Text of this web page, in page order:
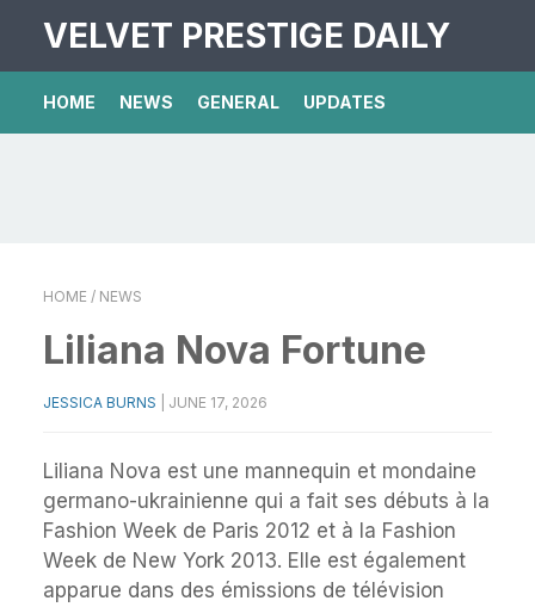
VELVET PRESTIGE DAILY
HOME NEWS GENERAL UPDATES
HOME / NEWS
Liliana Nova Fortune
JESSICA BURNS JUNE 17, 2026
Liliana Nova est une mannequin et mondaine
germano-ukrainienne qui a fait ses débuts à la
Fashion Week de Paris 2012 et à la Fashion
Week de New York 2013. Elle est également
apparue dans des émissions de télévision